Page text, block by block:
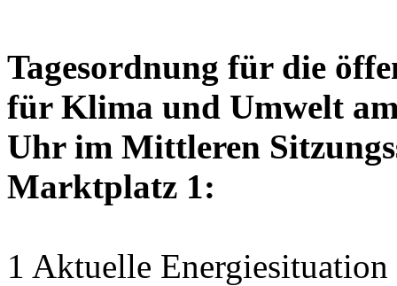
Tagesordnung für die
für Klima und Umwelt
Uhr im Mittleren
Marktplatz 1:
1 Aktuelle Energiesituation